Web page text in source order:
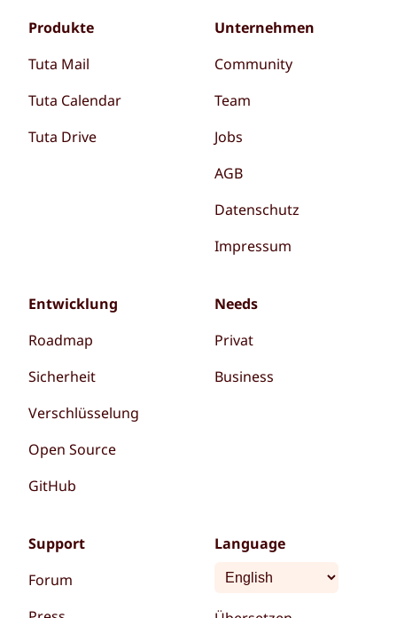
Produkte
Tuta Mail
Tuta Calendar
Tuta Drive
Unternehmen
Community
Team
Jobs
AGB
Datenschutz
Impressum
Entwicklung
Roadmap
Sicherheit
Verschlüsselung
Open Source
GitHub
Needs
Privat
Business
Support
Forum
Language